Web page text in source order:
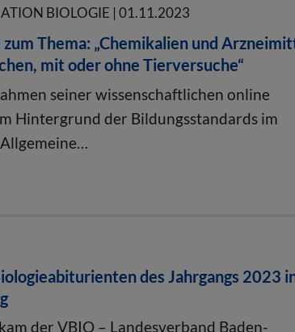
BIOLOGIE | 01.11.2023
Thema: „Chemikalien und
mit oder ohne Tierversuche“
seiner wissenschaftlichen online
Hintergrund der Bildungsstandards im
des Jahrgangs 2023
der VBIO – Landesverband Baden-